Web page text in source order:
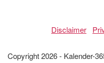
Disclaimer
Copyright 2026 - Kalender-